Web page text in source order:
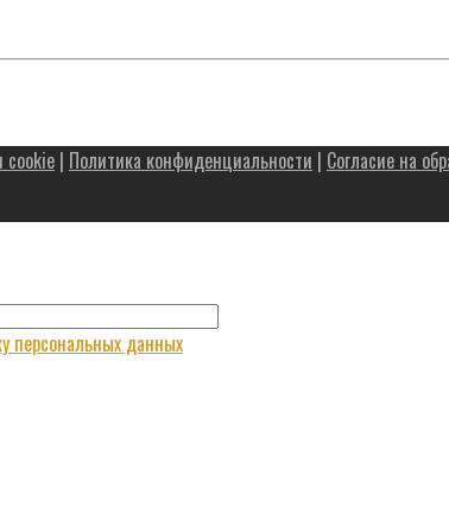
cookie | Политика конфиденциальности | Согласие на
персональных данных